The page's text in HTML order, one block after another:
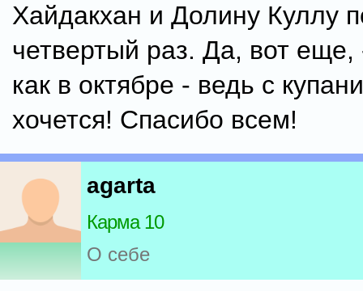
Хайдакхан и Долину Куллу
четвертый раз. Да, вот еще,
как в октябре - ведь с
хочется! Спасибо всем!
agarta
Карма 10
О себе